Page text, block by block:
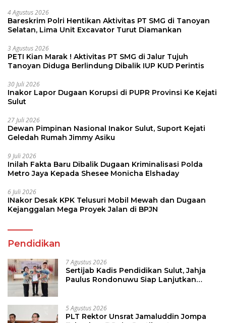
4 Agustus 2026
Bareskrim Polri Hentikan Aktivitas PT SMG di Tanoyan
Selatan, Lima Unit Excavator Turut Diamankan
3 Agustus 2026
PETI Kian Marak ! Aktivitas PT SMG di Jalur Tujuh
Tanoyan Diduga Berlindung Dibalik IUP KUD Perintis
30 Juli 2026
Inakor Lapor Dugaan Korupsi di PUPR Provinsi Ke Kejati
Sulut
27 Juli 2026
Dewan Pimpinan Nasional Inakor Sulut, Suport Kejati
Geledah Rumah Jimmy Asiku
9 Juli 2026
Inilah Fakta Baru Dibalik Dugaan Kriminalisasi Polda
Metro Jaya Kepada Shesee Monicha Elshaday
6 Juli 2026
INakor Desak KPK Telusuri Mobil Mewah dan Dugaan
Kejanggalan Mega Proyek Jalan di BPJN
Pendidikan
7 Agustus 2026
Sertijab Kadis Pendidikan Sulut, Jahja
Paulus Rondonuwu Siap Lanjutkan
5 Agustus 2026
PLT Rektor Unsrat Jamaluddin Jompa